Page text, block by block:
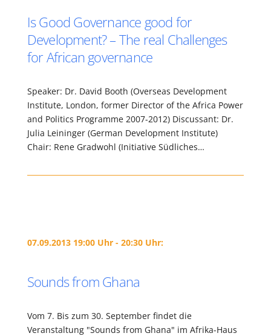
Is Good Governance good for
Development? – The real Challenges
for African governance
Speaker: Dr. David Booth (Overseas Development
Institute, London, former Director of the Africa Power
and Politics Programme 2007-2012) Discussant: Dr.
Julia Leininger (German Development Institute)
Chair: Rene Gradwohl (Initiative Südliches…
07.09.2013 19:00 Uhr - 20:30 Uhr:
Sounds from Ghana
Vom 7. Bis zum 30. September findet die
Veranstaltung "Sounds from Ghana" im Afrika-Haus